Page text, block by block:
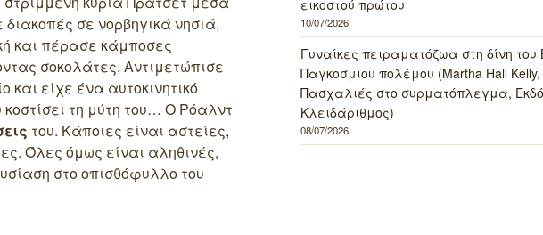
σε νορβηγικά νησιά,
και πέρασε κάμποσες
σοκολάτες. Αντιμετώπισε
και είχε ένα αυτοκινητικό
τη μύτη του… Ο Ρόαλντ
του. Κάποιες είναι αστείες,
Όλες όμως είναι αληθινές,
στο οπισθόφυλλο του
εικοστού πρώτου
10/07/2026
Γυναίκες πειραματόζωα στη δίνη του
Παγκοσμίου πολέμου (Martha Hall Kelly,
Πασχαλιές στο συρματόπλεγμα,
Κλειδάριθμος)
08/07/2026